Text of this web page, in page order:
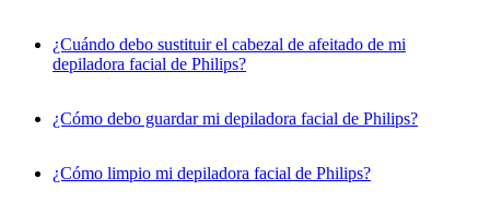
¿Cuándo debo sustituir el cabezal de afeitado de mi
depiladora facial de Philips?
¿Cómo debo guardar mi depiladora facial de Philips?
¿Cómo limpio mi depiladora facial de Philips?